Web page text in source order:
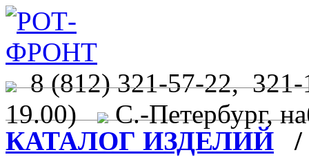
8 (812) 321-57-22,
19.00) С.-Петербург,
КАТАЛОГ ИЗДЕЛИЙ